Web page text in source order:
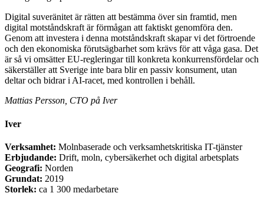
Digital suveränitet är rätten att bestämma över sin framtid, men
digital motståndskraft är förmågan att faktiskt genomföra den.
Genom att investera i denna motståndskraft skapar vi det förtroende
och den ekonomiska förutsägbarhet som krävs för att våga gasa. Det
är så vi omsätter EU-regleringar till konkreta konkurrensfördelar och
säkerställer att Sverige inte bara blir en passiv konsument, utan
deltar och bidrar i AI-racet, med kontrollen i behåll.
Mattias Persson, CTO på Iver
Iver
Verksamhet: Molnbaserade och verksamhetskritiska IT-tjänster
Erbjudande: Drift, moln, cybersäkerhet och digital arbetsplats
Geografi: Norden
Grundat: 2019
Storlek: ca 1 300 medarbetare